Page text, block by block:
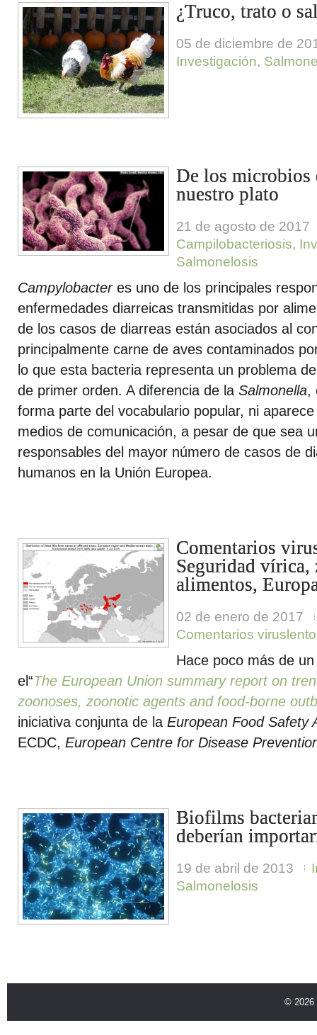
¿Truco, trato o
05 de diciembre de
Investigación,
De los microbios
nuestro plato
21 de agosto de 2017
Campilobacteriosis,
Salmonelosis
Campylobacteres uno de los principales
enfermedades diarreicas transmitidas por
de los casos de diarreas están asociados al
principalmente carne de aves contaminados
lo que esta bacteria representa un problema
de primer orden. A diferencia de la Salmonella,
forma parte del vocabulario popular, ni
medios de comunicación, a pesar de que sea
responsables del mayor número de casos de
humanos en la Unión Europea.
Comentarios
Seguridad vírica,
alimentos,
02 de enero de 2017
Comentarios
Hace poco más de
el“The European Union summary report on
zoonoses, zoonotic agents and food-borne
iniciativa conjunta de la European Food Safety
ECDC, European Centre for Disease
Biofilms
deberían
19 de abril de 2013
Salmonelosis
© 2026